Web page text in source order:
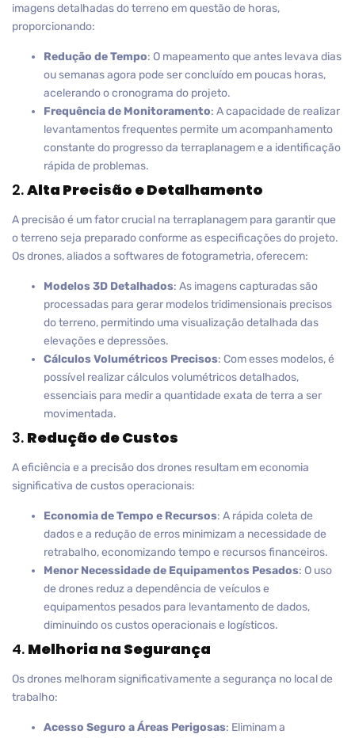
imagens detalhadas do terreno em questão de horas,
proporcionando:
Redução de Tempo: O mapeamento que antes levava dias
ou semanas agora pode ser concluído em poucas horas,
acelerando o cronograma do projeto.
Frequência de Monitoramento: A capacidade de realizar
levantamentos frequentes permite um acompanhamento
constante do progresso da terraplanagem e a identificação
rápida de problemas.
2.Alta Precisão e Detalhamento
A precisão é um fator crucial na terraplanagem para garantir que
o terreno seja preparado conforme as especificações do projeto.
Os drones, aliados a softwares de fotogrametria, oferecem:
Modelos 3D Detalhados: As imagens capturadas são
processadas para gerar modelos tridimensionais precisos
do terreno, permitindo uma visualização detalhada das
elevações e depressões.
Cálculos Volumétricos Precisos: Com esses modelos, é
possível realizar cálculos volumétricos detalhados,
essenciais para medir a quantidade exata de terra a ser
movimentada.
3. Redução de Custos
A eficiência e a precisão dos drones resultam em economia
significativa de custos operacionais:
Economia de Tempo e Recursos: A rápida coleta de
dados e a redução de erros minimizam a necessidade de
retrabalho, economizando tempo e recursos financeiros.
Menor Necessidade de Equipamentos Pesados: O uso
de drones reduz a dependência de veículos e
equipamentos pesados para levantamento de dados,
diminuindo os custos operacionais e logísticos.
4. Melhoria na Segurança
Os drones melhoram significativamente a segurança no local de
trabalho:
Acesso Seguro a Áreas Perigosas: Eliminam a